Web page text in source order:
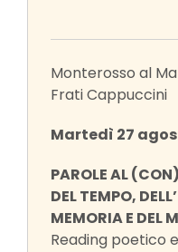
Monterosso al
Frati Cappuccini
Martedì 27
PAROLE AL
DEL TEMPO,
MEMORIA E DEL
Reading poetico